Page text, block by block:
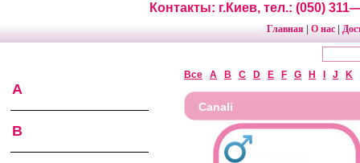
Контакты: г.Киев, тел.: (050)
Главная О нас
A
B
Все A B C D E F G H J K
Canali